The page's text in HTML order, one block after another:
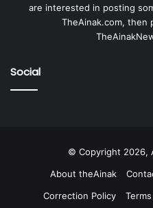
are interested in posting
TheAinak.com, then
Social
© Copyright 2026,
About theAinak
Correction Policy
Terms